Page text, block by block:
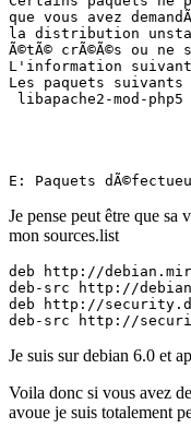
que vous avez
la distribution
Ã©tÃ© crÃ©Ã©s ou
L'information
Les paquets
libapache2-mod-
E: Paquets
Je pense peut être que sa
mon sources.list
deb http://
deb-src http://
deb http://
deb-src http://
Je suis sur debian 6.0 et
Voila donc si vous avez
avoue je suis totalement